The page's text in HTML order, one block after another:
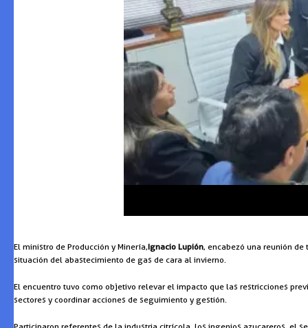
El ministro de Producción y Minería,Ignacio Lupión, encabezó una reunión
situación del abastecimiento de gas de cara al invierno.
El encuentro tuvo como objetivo relevar el impacto que las restricciones
sectores y coordinar acciones de seguimiento y gestión.